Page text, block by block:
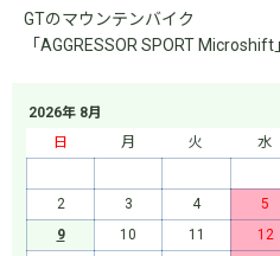
GTのマウンテンバイク
「AGGRESSOR SPORT Microshift」
2026年 8月
日
月 火 水
2
3 4 5
9
10 11 12